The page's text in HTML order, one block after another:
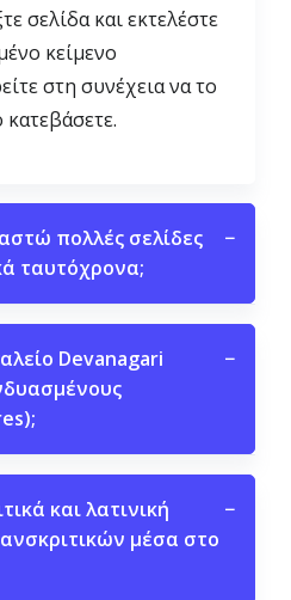
σελίδα και εκτελέστε
κείμενο
στη συνέχεια να το
κατεβάσετε.
πολλές σελίδες
ταυτόχρονα;
−
Devanagari
−
και λατινική
μέσα στο
−